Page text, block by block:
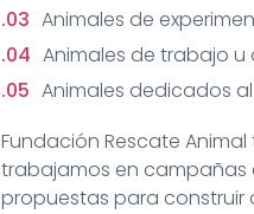
Animales de
Animales de trabajo u
Animales dedicados
Fundación Rescate
trabajamos en campañas
propuestas para construir